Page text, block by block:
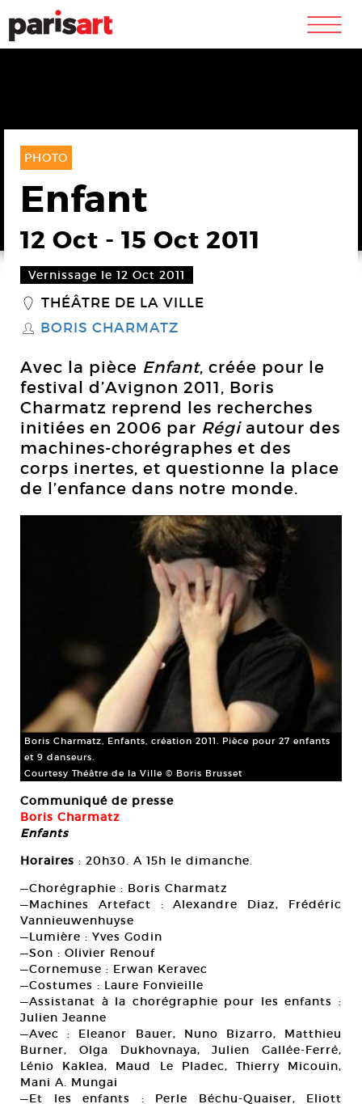
m
PHOTO
Enfant
12 Oct - 15 Oct 2011
Vernissage le 12 Oct 2011
_ THÉÂTRE DE LA VILLE
S BORIS CHARMATZ
Avec la pièce Enfant, créée pour le
festival d’Avignon 2011, Boris
Charmatz reprend les recherches
initiées en 2006 par Régi autour des
machines-chorégraphes et des
corps inertes, et questionne la place
de l’enfance dans notre monde.
Boris Charmatz, Enfants, création 2011. Pièce pour 27 enfants
et 9 danseurs.
Courtesy Théâtre de la Ville © Boris Brusset
Communiqué de presse
Boris Charmatz
Enfants
Horaires : 20h30. A 15h le dimanche.
—Chorégraphie : Boris Charmatz
—Machines Artefact : Alexandre Diaz, Frédéric
Vannieuwenhuyse
—Lumière : Yves Godin
—Son : Olivier Renouf
—Cornemuse : Erwan Keravec
—Costumes : Laure Fonvieille
—Assistanat à la chorégraphie pour les enfants :
Julien Jeanne
—Avec : Eleanor Bauer, Nuno Bizarro, Matthieu
Burner, Olga Dukhovnaya, Julien Gallée-Ferré,
Lénio Kaklea, Maud Le Pladec, Thierry Micouin,
Mani A. Mungai
—Et les enfants : Perle Béchu-Quaiser, Eliott